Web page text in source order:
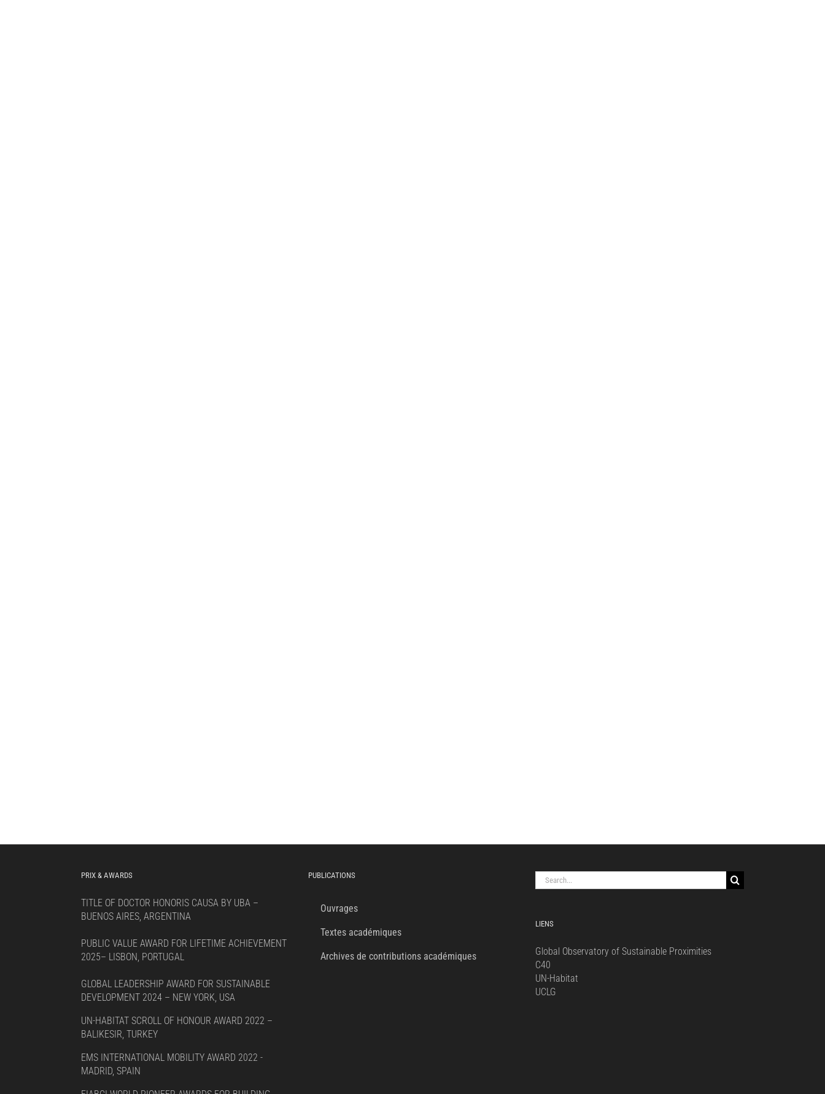
PRIX & AWARDS
TITLE OF DOCTOR HONORIS CAUSA BY UBA –
BUENOS AIRES, ARGENTINA
PUBLIC VALUE AWARD FOR LIFETIME ACHIEVEMENT
2025– LISBON, PORTUGAL
GLOBAL LEADERSHIP AWARD FOR SUSTAINABLE
DEVELOPMENT 2024 – NEW YORK, USA
UN-HABITAT SCROLL OF HONOUR AWARD 2022 –
BALIKESIR, TURKEY
EMS INTERNATIONAL MOBILITY AWARD 2022 -
MADRID, SPAIN
PUBLICATIONS
Ouvrages
Textes académiques
Archives de contributions académiques
Search
for:
LIENS
Global Observatory of Sustainable Proximities
C40
UN-Habitat
UCLG